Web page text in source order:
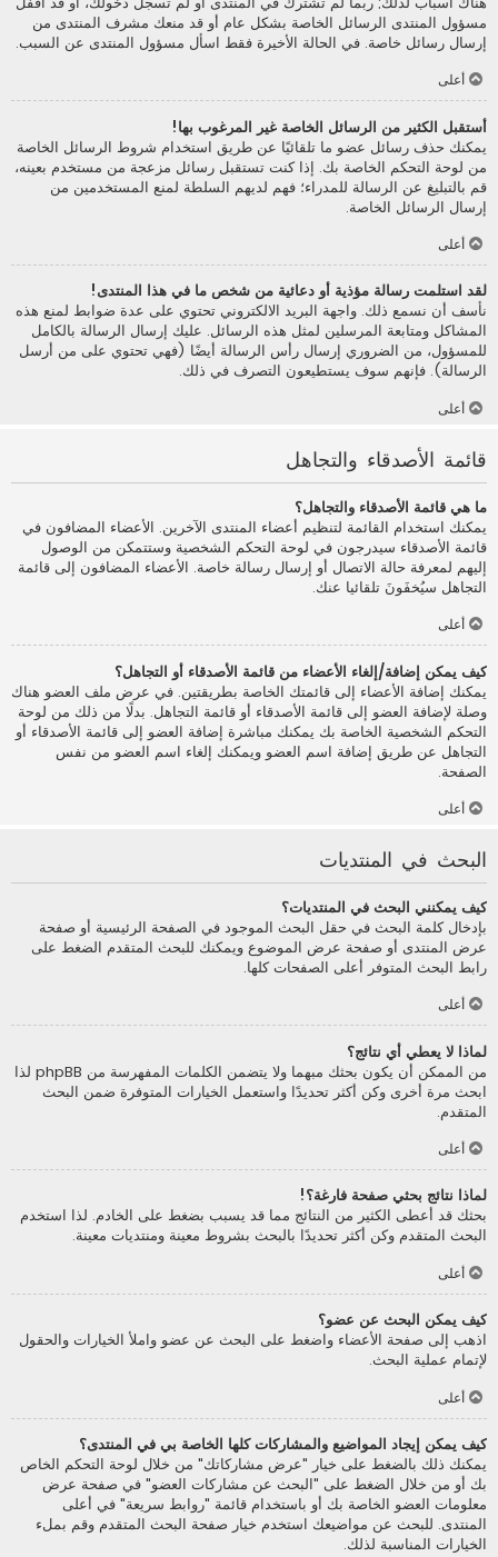
مسؤول المنتدى الرسائل الخاصة بشكل عام أو قد منعك مشرف المنتدى من
إرسال رسائل خاصة. في الحالة الأخيرة فقط اسأل مسؤول المنتدى عن السبب.
أعلى
أستقبل الكثير من الرسائل الخاصة غير المرغوب بها!
يمكنك حذف رسائل عضو ما تلقائيًا عن طريق استخدام شروط الرسائل الخاصة
من لوحة التحكم الخاصة بك. إذا كنت تستقبل رسائل مزعجة من مستخدم بعينه،
قم بالتبليغ عن الرسالة للمدراء؛ فهم لديهم السلطة لمنع المستخدمين من
إرسال الرسائل الخاصة.
أعلى
لقد استلمت رسالة مؤذية أو دعائية من شخص ما في هذا المنتدى!
نأسف أن نسمع ذلك. واجهة البريد الالكتروني تحتوي على عدة ضوابط لمنع هذه
المشاكل ومتابعة المرسلين لمثل هذه الرسائل. عليك إرسال الرسالة بالكامل
للمسؤول، من الضروري إرسال رأس الرسالة أيضًا (فهي تحتوي على من أرسل
الرسالة). فإنهم سوف يستطيعون التصرف في ذلك.
أعلى
قائمة الأصدقاء والتجاهل
ما هي قائمة الأصدقاء والتجاهل؟
يمكنك استخدام القائمة لتنظيم أعضاء المنتدى الآخرين. الأعضاء المضافون في
قائمة الأصدقاء سيدرجون في لوحة التحكم الشخصية وستتمكن من الوصول
إليهم لمعرفة حالة الاتصال أو إرسال رسالة خاصة. الأعضاء المضافون إلى قائمة
التجاهل سيُخفَونَ تلقائيا عنك.
أعلى
كيف يمكن إضافة/إلغاء الأعضاء من قائمة الأصدقاء أو التجاهل؟
يمكنك إضافة الأعضاء إلى قائمتك الخاصة بطريقتين. في عرض ملف العضو هناك
وصلة لإضافة العضو إلى قائمة الأصدقاء أو قائمة التجاهل. بدلًا من ذلك من لوحة
التحكم الشخصية الخاصة بك يمكنك مباشرة إضافة العضو إلى قائمة الأصدقاء أو
التجاهل عن طريق إضافة اسم العضو ويمكنك إلغاء اسم العضو من نفس
الصفحة.
أعلى
البحث في المنتديات
كيف يمكنني البحث في المنتديات؟
بإدخال كلمة البحث في حقل البحث الموجود في الصفحة الرئيسية أو صفحة
عرض المنتدى أو صفحة عرض الموضوع ويمكنك للبحث المتقدم الضغط على
رابط البحث المتوفر أعلى الصفحات كلها.
أعلى
لماذا لا يعطي أي نتائج؟
من الممكن أن يكون بحثك مبهما ولا يتضمن الكلمات المفهرسة من phpBB لذا
ابحث مرة أخرى وكن أكثر تحديدًا واستعمل الخيارات المتوفرة ضمن البحث
المتقدم.
أعلى
لماذا نتائج بحثي صفحة فارغة؟!
بحثك قد أعطى الكثير من النتائج مما قد يسبب بضغط على الخادم. لذا استخدم
البحث المتقدم وكن أكثر تحديدًا بالبحث بشروط معينة ومنتديات معينة.
أعلى
كيف يمكن البحث عن عضو؟
اذهب إلى صفحة الأعضاء واضغط على البحث عن عضو واملأ الخيارات والحقول
لإتمام عملية البحث.
أعلى
كيف يمكن إيجاد المواضيع والمشاركات كلها الخاصة بي في المنتدى؟
يمكنك ذلك بالضغط على خيار "عرض مشاركاتك" من خلال لوحة التحكم الخاص
بك أو من خلال الضغط على "البحث عن مشاركات العضو" في صفحة عرض
معلومات العضو الخاصة بك أو باستخدام قائمة "روابط سريعة" في أعلى
المنتدى. للبحث عن مواضيعك استخدم خيار صفحة البحث المتقدم وقم بملء
الخيارات المناسبة لذلك.